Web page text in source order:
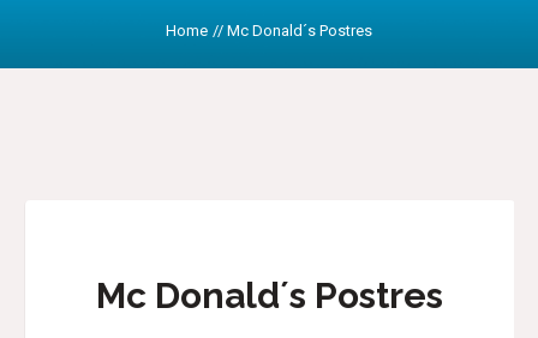
Home // Mc Donald´s Postres
Mc Donald´s Postres